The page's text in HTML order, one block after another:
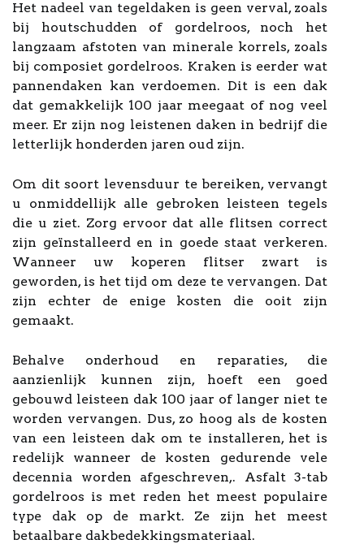
Het nadeel van tegeldaken is geen verval, zoals
bij houtschudden of gordelroos, noch het
langzaam afstoten van minerale korrels, zoals
bij composiet gordelroos. Kraken is eerder wat
pannendaken kan verdoemen. Dit is een dak
dat gemakkelijk 100 jaar meegaat of nog veel
meer. Er zijn nog leistenen daken in bedrijf die
letterlijk honderden jaren oud zijn.
Om dit soort levensduur te bereiken, vervangt
u onmiddellijk alle gebroken leisteen tegels
die u ziet. Zorg ervoor dat alle flitsen correct
zijn geïnstalleerd en in goede staat verkeren.
Wanneer uw koperen flitser zwart is
geworden, is het tijd om deze te vervangen. Dat
zijn echter de enige kosten die ooit zijn
gemaakt.
Behalve onderhoud en reparaties, die
aanzienlijk kunnen zijn, hoeft een goed
gebouwd leisteen dak 100 jaar of langer niet te
worden vervangen. Dus, zo hoog als de kosten
van een leisteen dak om te installeren, het is
redelijk wanneer de kosten gedurende vele
decennia worden afgeschreven,. Asfalt 3-tab
gordelroos is met reden het meest populaire
type dak op de markt. Ze zijn het meest
betaalbare dakbedekkingsmateriaal.